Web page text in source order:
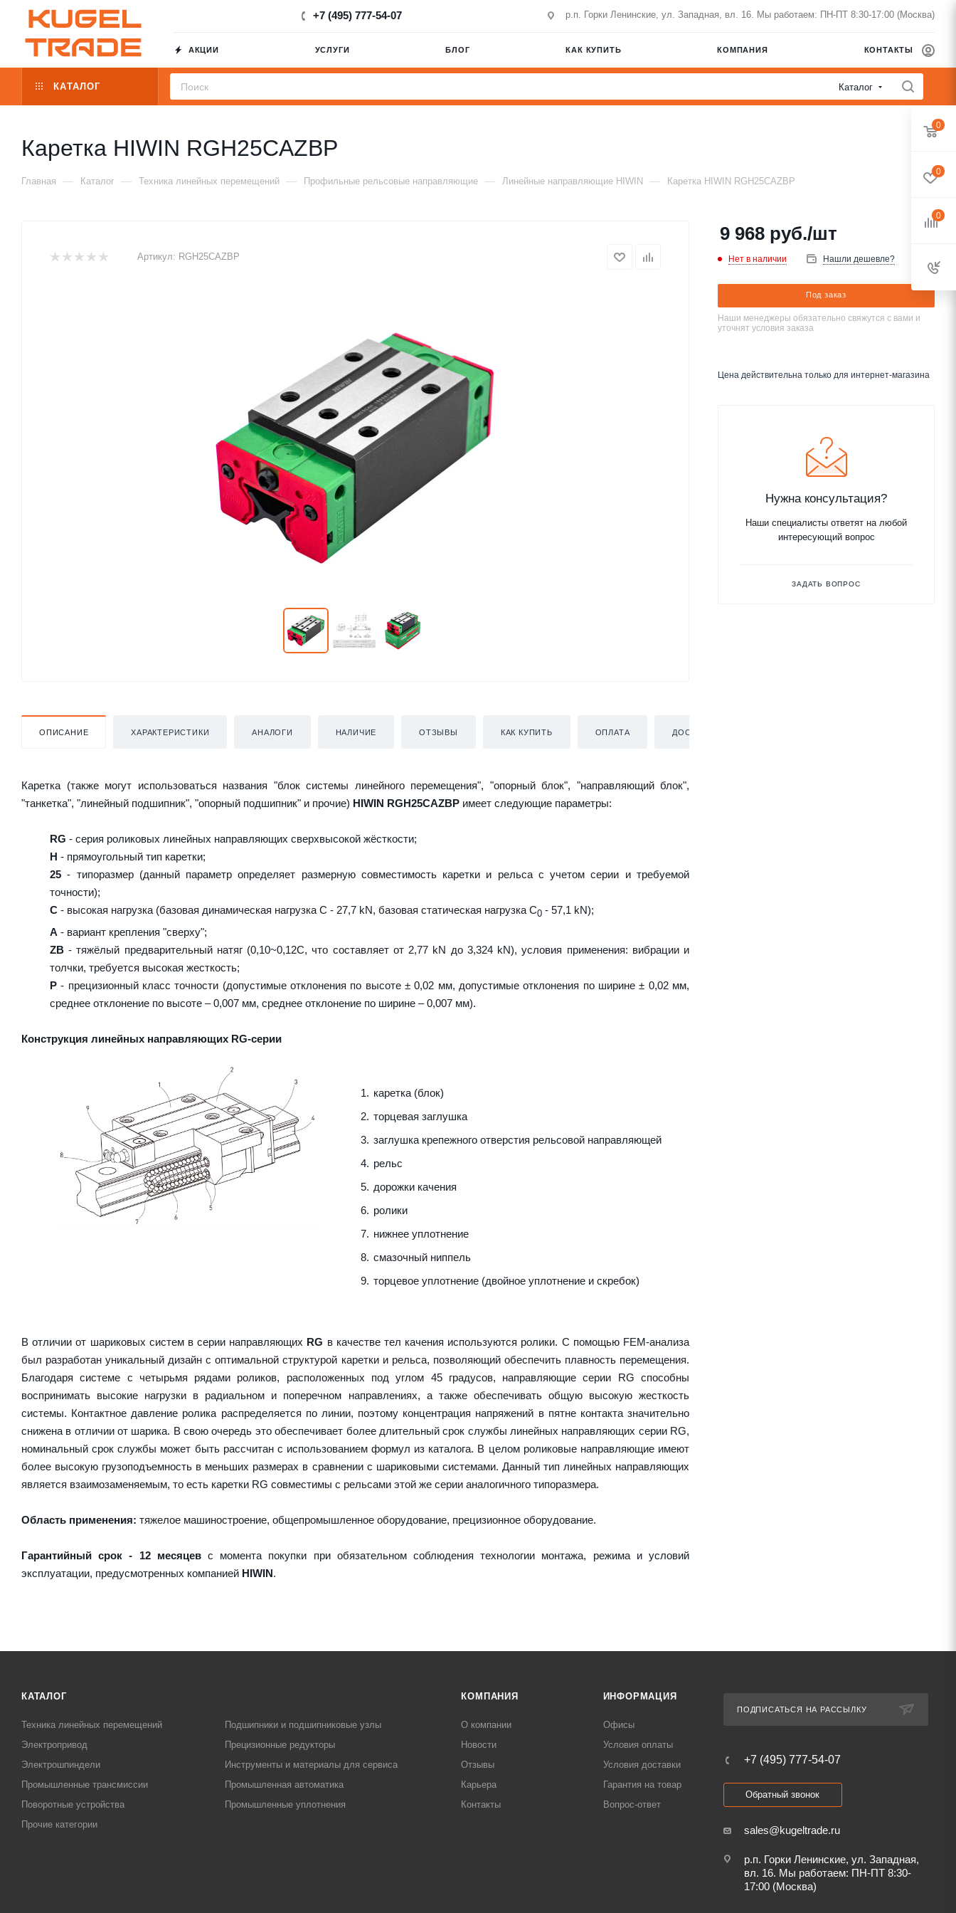
+7 (495) 777-54-07 р.п. Горки Ленинские, ул. Западная, вл. 16. Мы работаем: ПН-ПТ 8:30-17:00 (Москва)
АКЦИИ УСЛУГИ БЛОГ КАК КУПИТЬ КОМПАНИЯ КОНТАКТЫ
КАТАЛОГ Каталог
Каретка HIWIN RGH25CAZBP
Главная — Каталог — Техника линейных перемещений — Профильные рельсовые направляющие — Линейные направляющие HIWIN — Каретка HIWIN RGH25CAZBP
Артикул: RGH25CAZBP
ОПИСАНИЕ ХАРАКТЕРИСТИКИ АНАЛОГИ НАЛИЧИЕ ОТЗЫВЫ КАК КУПИТЬ ОПЛАТА ДОСТАВКА
Каретка (также могут использоваться названия "блок системы линейного перемещения", "опорный блок", "направляющий блок",
"танкетка", "линейный подшипник", "опорный подшипник" и прочие) HIWIN RGH25CAZBP имеет следующие параметры:
RG - серия роликовых линейных направляющих сверхвысокой жёсткости;
H - прямоугольный тип каретки;
25 - типоразмер (данный параметр определяет размерную совместимость каретки и рельса с учетом серии и требуемой
точности);
C - высокая нагрузка (базовая динамическая нагрузка C - 27,7 kN, базовая статическая нагрузка С0 - 57,1 kN);
A - вариант крепления "сверху";
ZB - тяжёлый предварительный натяг (0,10~0,12C, что составляет от 2,77 kN до 3,324 kN), условия применения: вибрации и
толчки, требуется высокая жесткость;
P - прецизионный класс точности (допустимые отклонения по высоте ± 0,02 мм, допустимые отклонения по ширине ± 0,02 мм,
среднее отклонение по высоте – 0,007 мм, среднее отклонение по ширине – 0,007 мм).
Конструкция линейных направляющих RG-серии
каретка (блок)
торцевая заглушка
заглушка крепежного отверстия рельсовой направляющей
рельс
дорожки качения
ролики
нижнее уплотнение
смазочный ниппель
торцевое уплотнение (двойное уплотнение и скребок)
В отличии от шариковых систем в серии направляющих RG в качестве тел качения используются ролики. С помощью FEM-анализа
был разработан уникальный дизайн с оптимальной структурой каретки и рельса, позволяющий обеспечить плавность перемещения.
Благодаря системе с четырьмя рядами роликов, расположенных под углом 45 градусов, направляющие серии RG способны
воспринимать высокие нагрузки в радиальном и поперечном направлениях, а также обеспечивать общую высокую жесткость
системы. Контактное давление ролика распределяется по линии, поэтому концентрация напряжений в пятне контакта значительно
снижена в отличии от шарика. В свою очередь это обеспечивает более длительный срок службы линейных направляющих серии RG,
номинальный срок службы может быть рассчитан с использованием формул из каталога. В целом роликовые направляющие имеют
более высокую грузоподъемность в меньших размерах в сравнении с шариковыми системами. Данный тип линейных направляющих
является взаимозаменяемым, то есть каретки RG совместимы с рельсами этой же серии аналогичного типоразмера.
Область применения: тяжелое машиностроение, общепромышленное оборудование, прецизионное оборудование.
Гарантийный срок - 12 месяцевс момента покупки при обязательном соблюдения технологии монтажа, режима и условий
эксплуатации, предусмотренных компанией HIWIN.
9 968 руб./шт
Нет в наличии Нашли дешевле?
Под заказ
Наши менеджеры обязательно свяжутся с вами и
уточнят условия заказа
Цена действительна только для интернет-магазина
Нужна консультация?
Наши специалисты ответят на любой
интересующий вопрос
ЗАДАТЬ ВОПРОС
КАТАЛОГ
Техника линейных перемещений
Подшипники и подшипниковые узлы
Электропривод
Прецизионные редукторы
Электрошпиндели
Инструменты и материалы для сервиса
Промышленные трансмиссии
Промышленная автоматика
Поворотные устройства
Промышленные уплотнения
Прочие категории
КОМПАНИЯ
О компании
Новости
Отзывы
Карьера
Контакты
ИНФОРМАЦИЯ
Офисы
Условия оплаты
Условия доставки
Гарантия на товар
Вопрос-ответ
ПОДПИСАТЬСЯ НА РАССЫЛКУ
+7 (495) 777-54-07
Обратный звонок
sales@kugeltrade.ru
р.п. Горки Ленинские, ул. Западная,
вл. 16. Мы работаем: ПН-ПТ 8:30-
17:00 (Москва)
0
0
0